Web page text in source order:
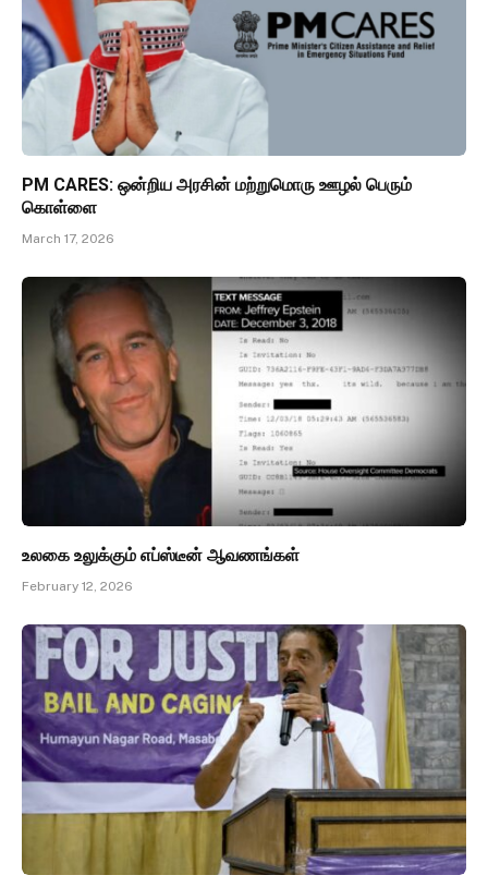
PM CARES: ஒன்றிய அரசின் மற்றுமொரு ஊழல் பெரும்
கொள்ளை
March 17, 2026
உலகை உலுக்கும் எப்ஸ்டீன் ஆவணங்கள்
February 12, 2026